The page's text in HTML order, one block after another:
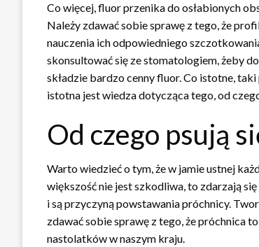
Co więcej, fluor przenika do osłabionych
Należy zdawać sobie sprawę z tego, że
nauczenia ich odpowiedniego
skonsultować się ze stomatologiem, żeby
składzie bardzo cenny fluor. Co istotne,
istotna jest wiedza dotycząca tego, od
Od czego psują
Warto wiedzieć o tym, że w jamie ustnej
większość nie jest szkodliwa, to zdarzają
i są przyczyną powstawania próchnicy.
zdawać sobie sprawę z tego, że próchnica
nastolatków w naszym kraju.